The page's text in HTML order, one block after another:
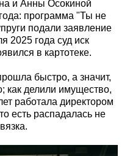
и Анны Осокиной
программа "Ты не
подали заявление
2025 года суд иск
в картотеке.
быстро, а значит,
как делили имущество,
работала директором
есть распадалась не